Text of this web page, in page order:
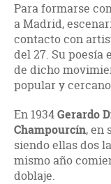
Para formarse
a Madrid,
contacto con
del 27. Su poesía
de dicho
popular y
En 1934Gerardo
Champourcín, en
siendo ellas dos
mismo año
doblaje.